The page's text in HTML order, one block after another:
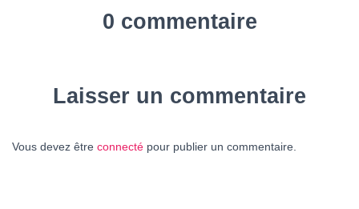
0 commentaire
Laisser un commentaire
Vous devez être connecté pour publier un commentaire.